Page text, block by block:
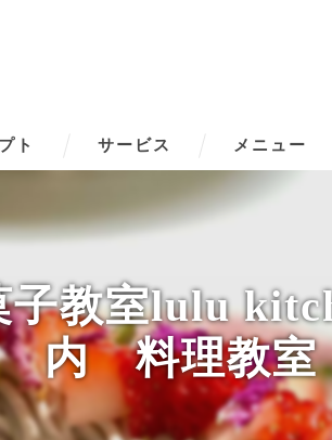
ト サービス メニュー
子教室lulu
内 料理教室